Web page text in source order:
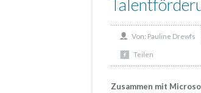
Von: Pauline Drewfs
Teilen
Zusammen mit